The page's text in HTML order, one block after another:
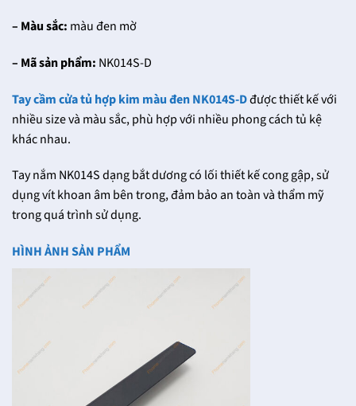
– Màu sắc: màu đen mờ
– Mã sản phẩm: NK014S-D
Tay cầm cửa tủ hợp kim màu đen NK014S-Dđược thiết kế với
nhiều size và màu sắc, phù hợp với nhiều phong cách tủ kệ
khác nhau.
Tay nắm NK014S dạng bắt dương có lối thiết kế cong gập, sử
dụng vít khoan âm bên trong, đảm bảo an toàn và thẩm mỹ
trong quá trình sử dụng.
HÌNH ẢNH SẢN PHẨM